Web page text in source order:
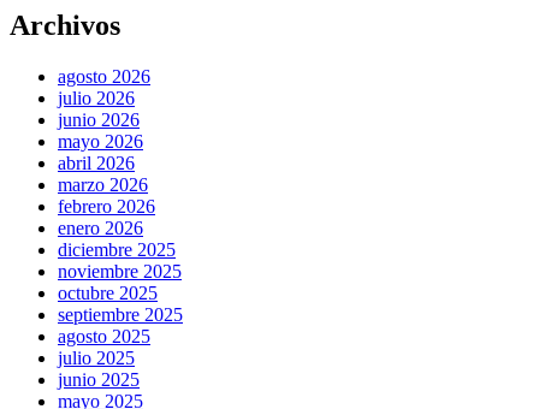
Archivos
agosto 2026
julio 2026
junio 2026
mayo 2026
abril 2026
marzo 2026
febrero 2026
enero 2026
diciembre 2025
noviembre 2025
octubre 2025
septiembre 2025
agosto 2025
julio 2025
junio 2025
mayo 2025